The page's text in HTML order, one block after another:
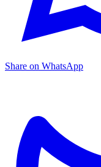
Share on WhatsApp